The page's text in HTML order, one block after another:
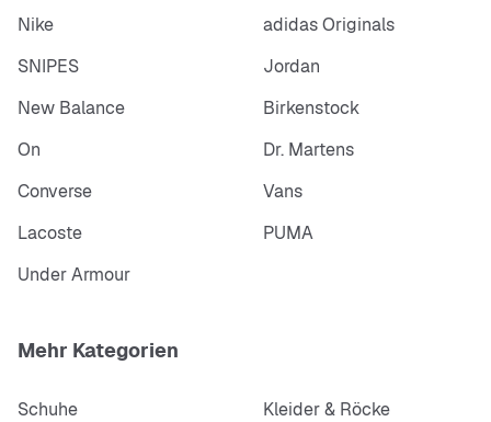
Nike
adidas Originals
SNIPES
Jordan
New Balance
Birkenstock
On
Dr. Martens
Converse
Vans
Lacoste
PUMA
Under Armour
Mehr Kategorien
Schuhe
Kleider & Röcke